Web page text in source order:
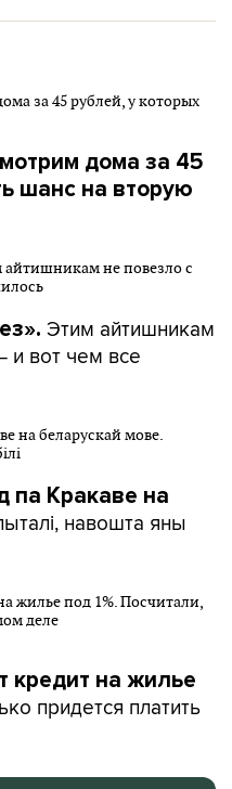
дома за 45
шанс на вторую
Этим айтишникам
и вот чем все
па Кракаве на
навошта яны
кредит на жилье
придется платить